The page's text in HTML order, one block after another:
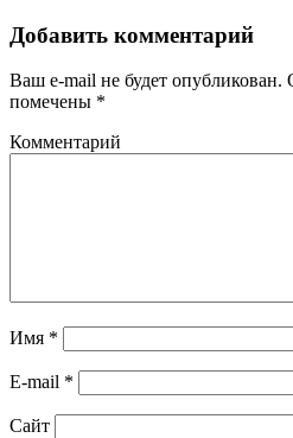
Добавить комментарий
Ваш e-mail не будет опубликован.
помечены *
Комментарий
Имя *
E-mail *
Сайт